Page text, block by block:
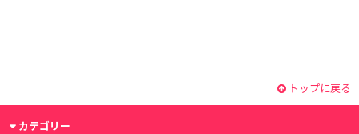
トップに戻る
カテゴリー